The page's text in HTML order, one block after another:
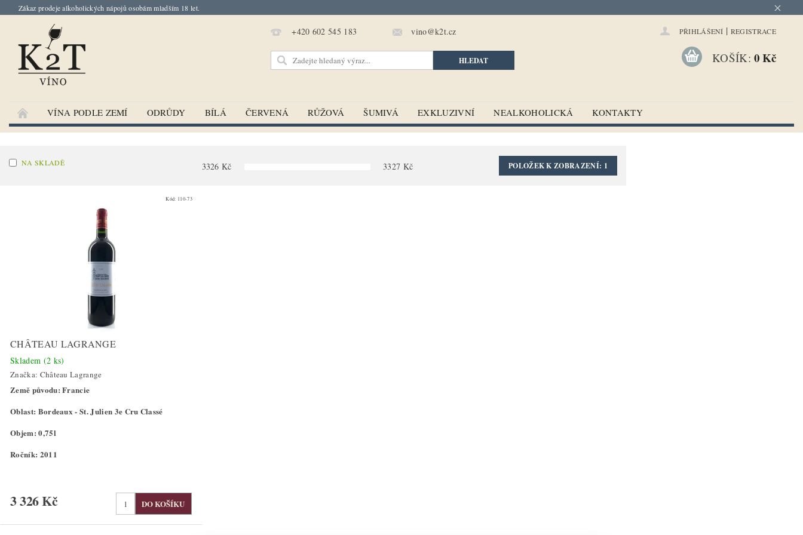
Zákaz prodeje alkoholických nápojů osobám mladším 18 let.
+420 602 545 183 vino@k2t.cz PŘIHLÁŠENÍ | REGISTRACE
KOŠÍK: 0 Kč
VÍNA PODLE ZEMÍ ODRŮDY BÍLÁ ČERVENÁ RŮŽOVÁ ŠUMIVÁ EXKLUZIVNÍ NEALKOHOLICKÁ KONTAKTY
NA SKLADĚ 3326 Kč 3327 Kč POLOŽEK K ZOBRAZENÍ: 1
Kód: 110-73
CHÂTEAU LAGRANGE
Skladem (2 ks)
Značka: Château Lagrange
Země původu: Francie
Oblast: Bordeaux - St. Julien 3e Cru Classé
Objem: 0,75l
Ročník: 2011
3 326 Kč